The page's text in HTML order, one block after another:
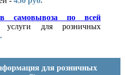
самовывоза по всей
услуги для розничных
для розничных